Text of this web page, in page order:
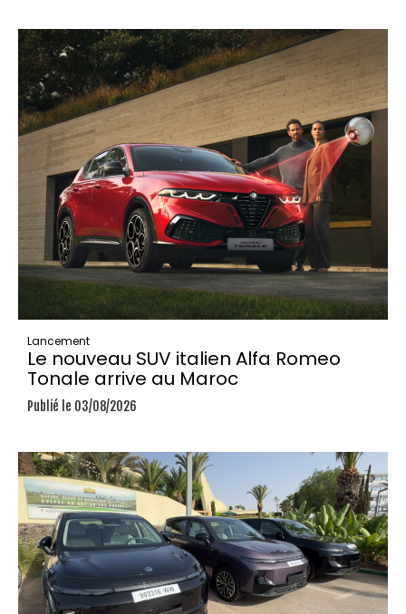
Lancement
Le nouveau SUV italien Alfa Romeo
Tonale arrive au Maroc
Publié le 03/08/2026